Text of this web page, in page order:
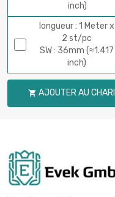
inch)
longueur : 1 Meter x
2 st/pc
SW : 36mm (≈1.417
inch)
 AJOUTER AU